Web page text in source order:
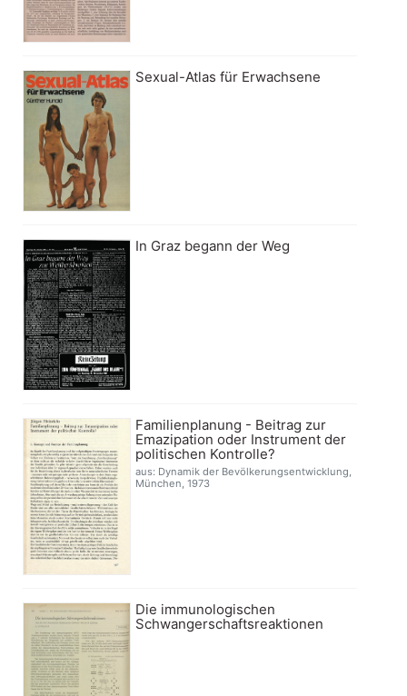
Sexual-Atlas für Erwachsene
In Graz begann der Weg
Familienplanung - Beitrag zur
Emazipation oder Instrument der
politischen Kontrolle?
aus: Dynamik der Bevölkerungsentwicklung,
München, 1973
Die immunologischen
Schwangerschaftsreaktionen